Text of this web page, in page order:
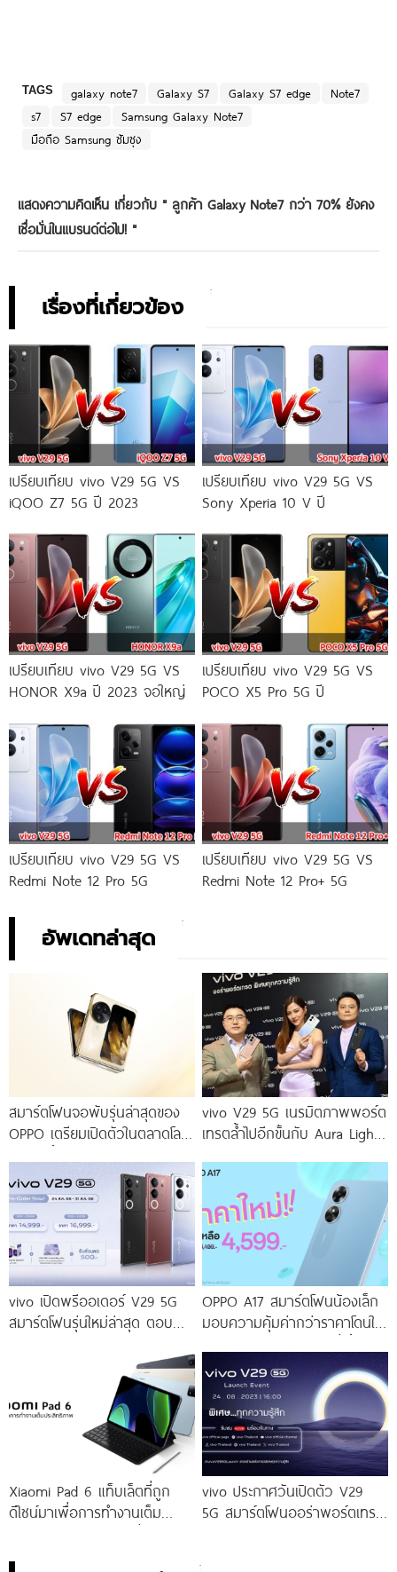
TAGS galaxy note7 Galaxy S7 Galaxy S7 edge
Note7
s7
S7 edge
Samsung Galaxy Note7
มือถือ Samsung ซัมซุง
แสดงความคิดเห็น เกี่ยวกับ " ลูกค้า Galaxy Note7 กว่า 70% ยังคง
เชื่อมั่นในแบรนด์ต่อไป! "
เรื่องที่เกี่ยวข้อง
เปรียบเทียบ vivo V29 5G VS
iQOO Z7 5G ปี 2023
เปรียบเทียบ vivo V29 5G VS
Sony Xperia 10 V ปี
เปรียบเทียบ vivo V29 5G VS
HONOR X9a ปี 2023 จอใหญ่
เปรียบเทียบ vivo V29 5G VS
POCO X5 Pro 5G ปี
เปรียบเทียบ vivo V29 5G VS
Redmi Note 12 Pro 5G
เปรียบเทียบ vivo V29 5G VS
Redmi Note 12 Pro+ 5G
อัพเดทล่าสุด
สมาร์ตโฟนจอพับรุ่นล่าสุดของ
OPPO เตรียมเปิดตัวในตลาดโลก
vivo V29 5G เนรมิตภาพพอร์ต
เทรตล้ำไปอีกขั้นกับ Aura Light
โดดเด่นด้วยสุนทรียศาสตร์แห่ง
vivo เปิดพรีออเดอร์ V29 5G
สมาร์ตโฟนรุ่นใหม่ล่าสุด ตอบ
ราคาเริ่มต้นเพียง 14,999 บาท
จัดเต็มกับโปรโมชันพิเศษก่อนใคร
OPPO A17 สมาร์ตโฟนน้องเล็ก
มอบความคุ้มค่ากว่าราคาโดนใจ
ราคาใหม่เพียง 4,599 บาท
เท่านั้น!
Xiaomi Pad 6 แท็บเล็ตที่ถูก
ดีไซน์มาเพื่อการทำงานเต็ม
vivo ประกาศวันเปิดตัว V29
5G สมาร์ตโฟนออร่าพอร์ตเทร